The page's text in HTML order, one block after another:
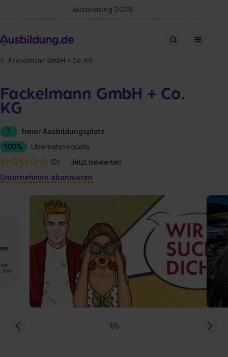
Ausbildung 2026
Stellen finden
Fackelmann GmbH + Co. KG
Fackelmann GmbH + Co.
KG
1
freier Ausbildungsplatz
100%
Übernahmequote
(0)
Jetzt bewerten
Unternehmen abonnieren
Mehr
1/5